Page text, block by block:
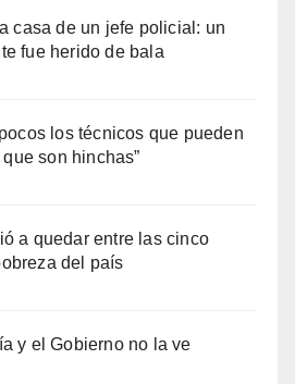
casa de un jefe policial: un
fue herido de bala
los técnicos que pueden
son hinchas”
a quedar entre las cinco
del país
y el Gobierno no la ve